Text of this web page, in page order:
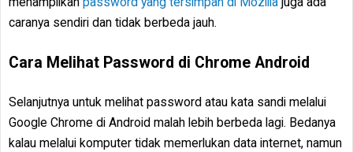
caranya sendiri dan tidak berbeda jauh.
Cara Melihat Password di Chrome Android
Selanjutnya untuk melihat password atau kata sandi melalui
Google Chrome di Android malah lebih berbeda lagi. Bedanya
kalau melalui komputer tidak memerlukan data internet, namun